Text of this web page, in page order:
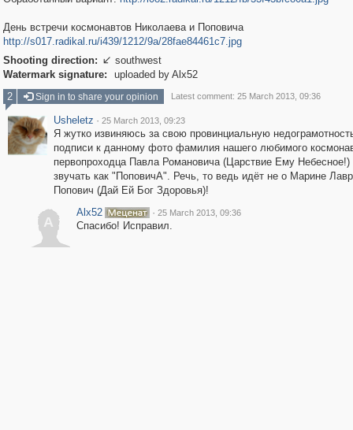
День встречи космонавтов Николаева и Поповича
http://s017.radikal.ru/i439/1212/9a/28fae84461c7.jpg
Shooting direction:  southwest
Watermark signature:
uploaded by Alx52
2
Sign in to share your opinion Latest comment: 25 March 2013, 09:36
Usheletz · 25 March 2013, 09:23
Я жутко извиняюсь за свою провинциальную
подписи к данному фото фамилия нашего любимого
первопроходца Павла Романовича (Царствие Ему
звучать как "ПоповичА". Речь, то ведь идёт не о Марине
Попович (Дай Ей Бог Здоровья)!
A
Alx52 · 25 March 2013, 09:36
Спасибо! Исправил.